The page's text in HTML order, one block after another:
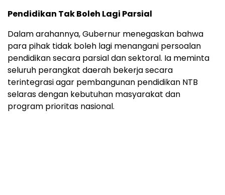
Pendidikan Tak Boleh Lagi Parsial
Dalam arahannya, Gubernur menegaskan bahwa
para pihak tidak boleh lagi menangani persoalan
pendidikan secara parsial dan sektoral. Ia meminta
seluruh perangkat daerah bekerja secara
terintegrasi agar pembangunan pendidikan NTB
selaras dengan kebutuhan masyarakat dan
program prioritas nasional.